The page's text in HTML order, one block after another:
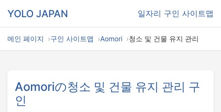
YOLO JAPAN 일자리 구인 사이트맵
메인 페이지 구인 사이트맵 Aomori 청소 및 건물 유지 관리
Aomoriの청소 및 건물 유지 관리 구
인